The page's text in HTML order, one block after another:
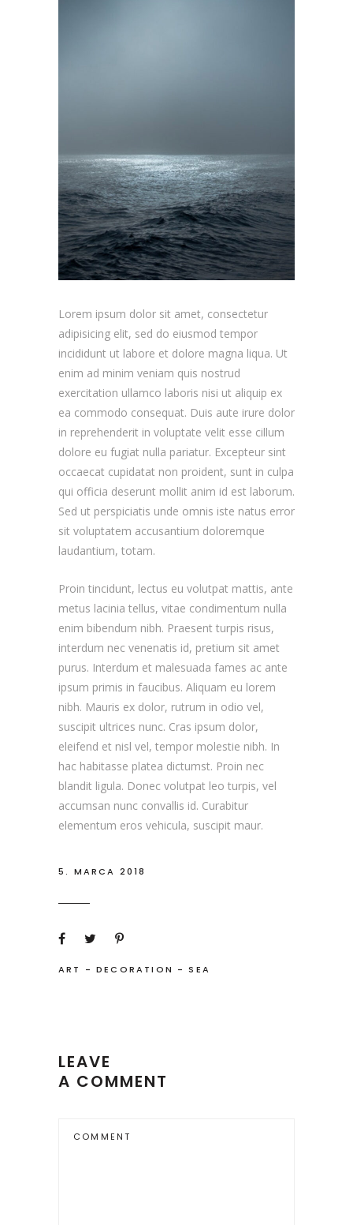
Lorem ipsum dolor sit amet, consectetur
adipisicing elit, sed do eiusmod tempor
incididunt ut labore et dolore magna liqua. Ut
enim ad minim veniam quis nostrud
exercitation ullamco laboris nisi ut aliquip ex
ea commodo consequat. Duis aute irure dolor
in reprehenderit in voluptate velit esse cillum
dolore eu fugiat nulla pariatur. Excepteur sint
occaecat cupidatat non proident, sunt in culpa
qui officia deserunt mollit anim id est laborum.
Sed ut perspiciatis unde omnis iste natus error
sit voluptatem accusantium doloremque
laudantium, totam.
Proin tincidunt, lectus eu volutpat mattis, ante
metus lacinia tellus, vitae condimentum nulla
enim bibendum nibh. Praesent turpis risus,
interdum nec venenatis id, pretium sit amet
purus. Interdum et malesuada fames ac ante
ipsum primis in faucibus. Aliquam eu lorem
nibh. Mauris ex dolor, rutrum in odio vel,
suscipit ultrices nunc. Cras ipsum dolor,
eleifend et nisl vel, tempor molestie nibh. In
hac habitasse platea dictumst. Proin nec
blandit ligula. Donec volutpat leo turpis, vel
accumsan nunc convallis id. Curabitur
elementum eros vehicula, suscipit maur.
5. MARCA 2018
ART -DECORATION -SEA
LEAVE
A COMMENT